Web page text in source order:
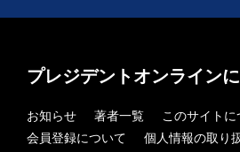
プレジデントオンライン
お知らせ 著者一覧
このサイトに
会員登録について
個人情報の取り